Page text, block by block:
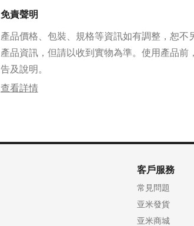
免責聲明
產品價格、包裝、規格等資訊如有調整，恕不
產品資訊，但請以收到實物為準。使用產品前
告及說明。
查看詳情
客戶服務
常見問題
亚米發貨
亚米商城